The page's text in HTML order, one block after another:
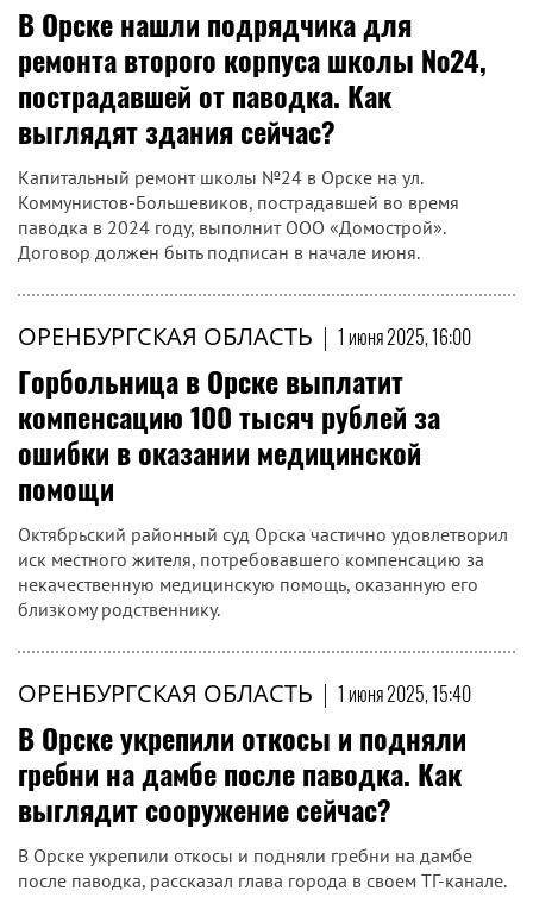
В Орске нашли подрядчика для
ремонта второго корпуса школы №24,
пострадавшей от паводка. Как
выглядят здания сейчас?
Капитальный ремонт школы №24 в Орске на ул.
Коммунистов-Большевиков, пострадавшей во время
паводка в 2024 году, выполнит ООО «Домострой».
Договор должен быть подписан в начале июня.
ОРЕНБУРГСКАЯ ОБЛАСТЬ | 1 июня 2025, 16:00
Горбольница в Орске выплатит
компенсацию 100 тысяч рублей за
ошибки в оказании медицинской
помощи
Октябрьский районный суд Орска частично удовлетворил
иск местного жителя, потребовавшего компенсацию за
некачественную медицинскую помощь, оказанную его
близкому родственнику.
ОРЕНБУРГСКАЯ ОБЛАСТЬ | 1 июня 2025, 15:40
В Орске укрепили откосы и подняли
гребни на дамбе после паводка. Как
выглядит сооружение сейчас?
В Орске укрепили откосы и подняли гребни на дамбе
после паводка, рассказал глава города в своем ТГ-канале.